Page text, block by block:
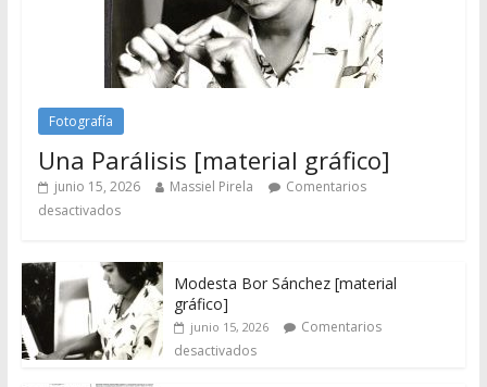
Fotografía
Una Parálisis [material gráfico]
junio 15, 2026 Massiel Pirela
Comentarios
desactivados
Modesta Bor Sánchez [material
gráfico]
junio 15, 2026
Comentarios
desactivados